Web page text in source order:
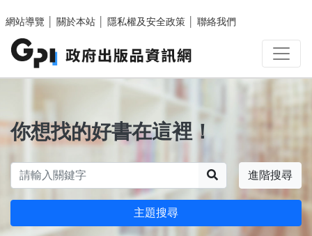
網站導覽
關於本站 隱私權及安全政策 聯絡我們
你想找的好書在這裡！
進階搜尋
主題搜尋